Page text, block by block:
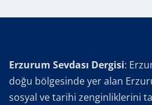
Erzurum Sevdası Dergisi:
doğu bölgesinde yer alan
sosyal ve tarihi zenginliklerini